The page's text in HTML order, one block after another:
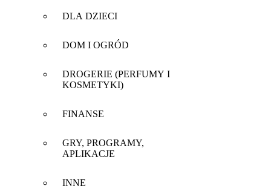
DLA DZIECI
DOM I OGRÓD
DROGERIE (PERFUMY I
KOSMETYKI)
FINANSE
GRY, PROGRAMY,
APLIKACJE
INNE